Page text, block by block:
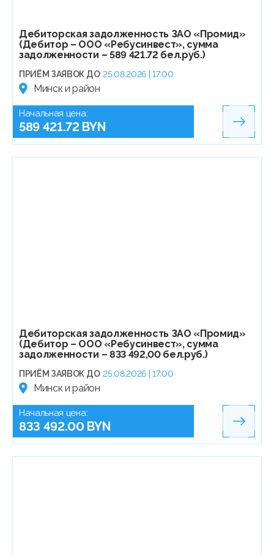
Дебиторская задолженность ЗАО «Промид»
(Дебитор – ООО «Ребусинвест», сумма
задолженности – 589 421.72 бел.руб.)
ПРИЁМ ЗАЯВОК ДО 25.08.2026 | 17:00
Минск и район
Начальная цена:
589 421.72 BYN
Дебиторская задолженность ЗАО «Промид»
(Дебитор – ООО «Ребусинвест», сумма
задолженности – 833 492,00 бел.руб.)
ПРИЁМ ЗАЯВОК ДО 25.08.2026 | 17:00
Минск и район
Начальная цена:
833 492.00 BYN